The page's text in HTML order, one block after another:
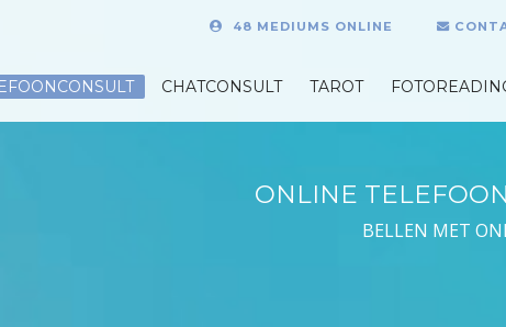
48 MEDIUMS ONLINE
CHATCONSULT TAROT
ONLINE
BELLEN MET